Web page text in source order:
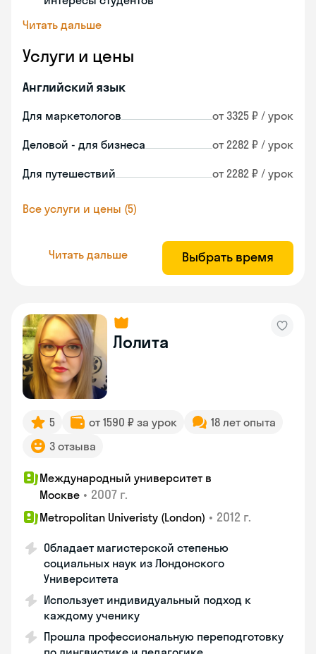
Читать дальше
Услуги и цены
Английский язык
Для маркетологов от 3325 ₽ / урок
Деловой - для бизнеса от 2282 ₽ / урок
Для путешествий от 2282 ₽ / урок
Все услуги и цены (5)
Читать дальше Выбрать время
Лолита
5 от 1590 ₽ за урок
18 лет опыта
3 отзыва
Международный университет в
Москве • 2007 г.
Metropolitan Univeristy (London) • 2012 г.
Обладает магистерской степенью
социальных наук из Лондонского
Университета
Использует индивидуальный подход к
каждому ученику
Прошла профессиональную переподготовку